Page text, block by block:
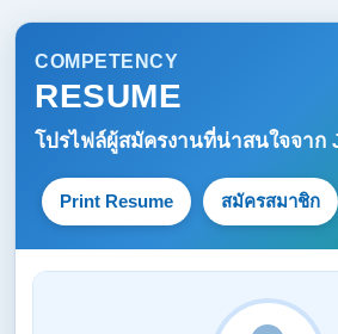
COMPETENCY
RESUME
โปรไฟล์ผู้สมัครงานที่น่าสนใจจาก
Print Resume สมัครสมาชิก